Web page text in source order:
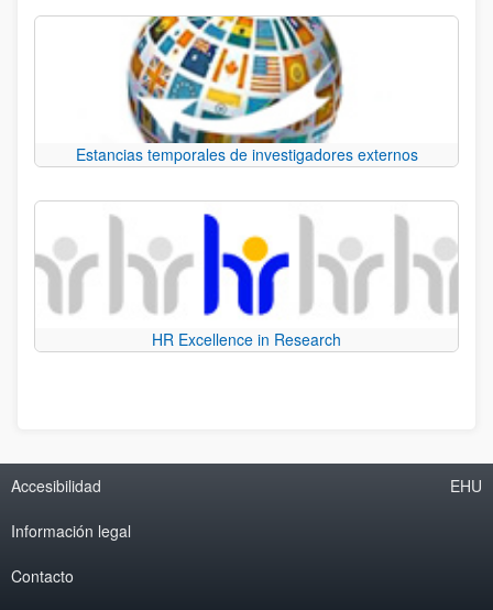
Estancias temporales de investigadores externos
HR Excellence in Research
Accesibilidad
Información legal
Contacto
EHU